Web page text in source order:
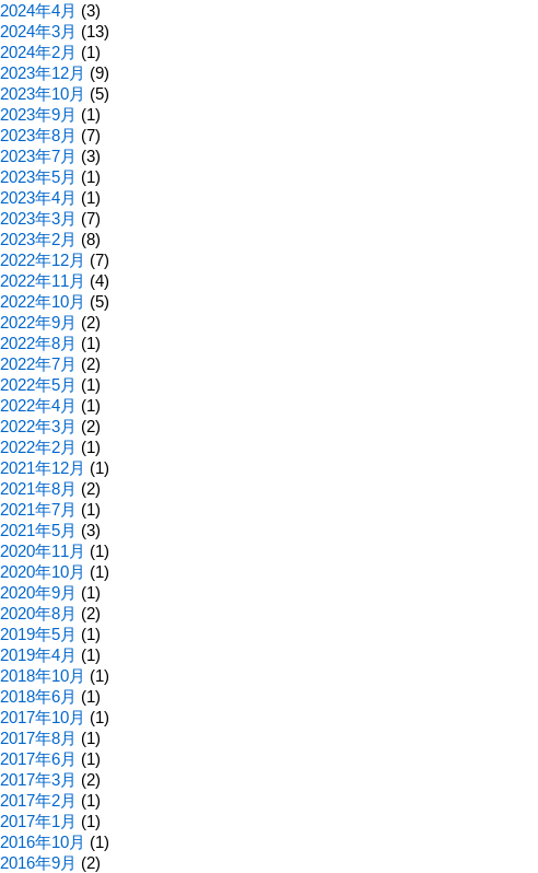
2024年4月 (3)
2024年3月 (13)
2024年2月 (1)
2023年12月 (9)
2023年10月 (5)
2023年9月 (1)
2023年8月 (7)
2023年7月 (3)
2023年5月 (1)
2023年4月 (1)
2023年3月 (7)
2023年2月 (8)
2022年12月 (7)
2022年11月 (4)
2022年10月 (5)
2022年9月 (2)
2022年8月 (1)
2022年7月 (2)
2022年5月 (1)
2022年4月 (1)
2022年3月 (2)
2022年2月 (1)
2021年12月 (1)
2021年8月 (2)
2021年7月 (1)
2021年5月 (3)
2020年11月 (1)
2020年10月 (1)
2020年9月 (1)
2020年8月 (2)
2019年5月 (1)
2019年4月 (1)
2018年10月 (1)
2018年6月 (1)
2017年10月 (1)
2017年8月 (1)
2017年6月 (1)
2017年3月 (2)
2017年2月 (1)
2017年1月 (1)
2016年10月 (1)
2016年9月 (2)